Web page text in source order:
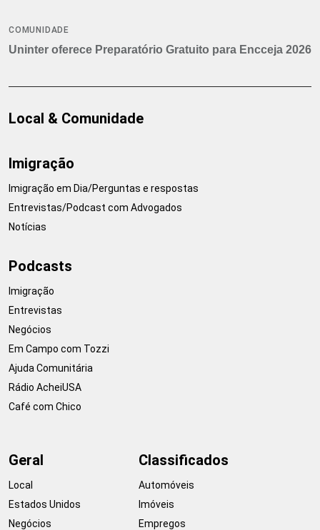
COMUNIDADE
Uninter oferece Preparatório Gratuito para Encceja 2026
Local & Comunidade
Imigração
Imigração em Dia/Perguntas e respostas
Entrevistas/Podcast com Advogados
Notícias
Podcasts
Imigração
Entrevistas
Negócios
Em Campo com Tozzi
Ajuda Comunitária
Rádio AcheiUSA
Café com Chico
Geral
Local
Estados Unidos
Negócios
Classificados
Automóveis
Imóveis
Empregos